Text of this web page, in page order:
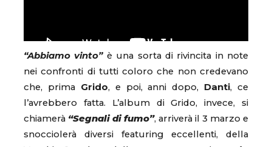
“Abbiamo vinto”è una sorta di rivincita in note
nei confronti di tutti coloro che non credevano
che, prima Grido, e poi, anni dopo, Danti, ce
l’avrebbero fatta. L’album di Grido, invece, si
chiamerà “Segnali di fumo”, arriverà il 3 marzo e
snocciolerà diversi featuring eccellenti, della